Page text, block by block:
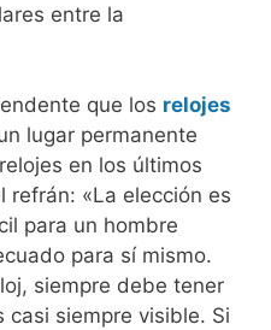
entre la
que los relojes
lugar permanente
en los últimos
refrán: «La elección es
para un hombre
para sí mismo.
siempre debe tener
casi siempre visible. Si